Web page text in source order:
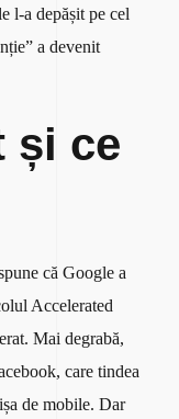
l-a depășit pe cel
a devenit
și ce
că Google a
Accelerated
Mai degrabă,
care tindea
de mobile. Dar